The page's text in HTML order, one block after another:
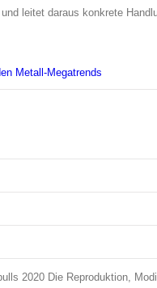
Über
leitet daraus konkrete
Metall-Megatrends
2020 Die Reproduktion,